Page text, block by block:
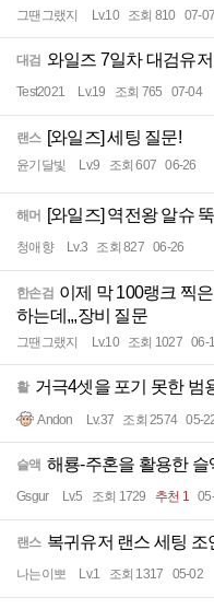
그땐그랬지 Lv.10 조회 810 07-07
대검 와일즈 7일차 대검유
Test2021 Lv.19 조회 765 07-04
랜스 [와일즈] 세팅 질문!
윤기달빛 Lv.9 조회 607 06-26
해머 [와일즈] 역전왕 알슈
청애향 Lv.3 조회 827 06-26
한손검 이제 막 100랭크 찍
하는데,,,장비 질문
그땐그랬지 Lv.10 조회 1027 06-
활 거극4셋을 포기 못한 범
Andon Lv.37 조회 2574 05-
슬액 해룡-주혼을 활용한 슬
Gsgur Lv.5 조회 1729 추천 1
랜스 복귀유저 랜스 세팅 조
나는이뽀 Lv.1 조회 1317 05-02